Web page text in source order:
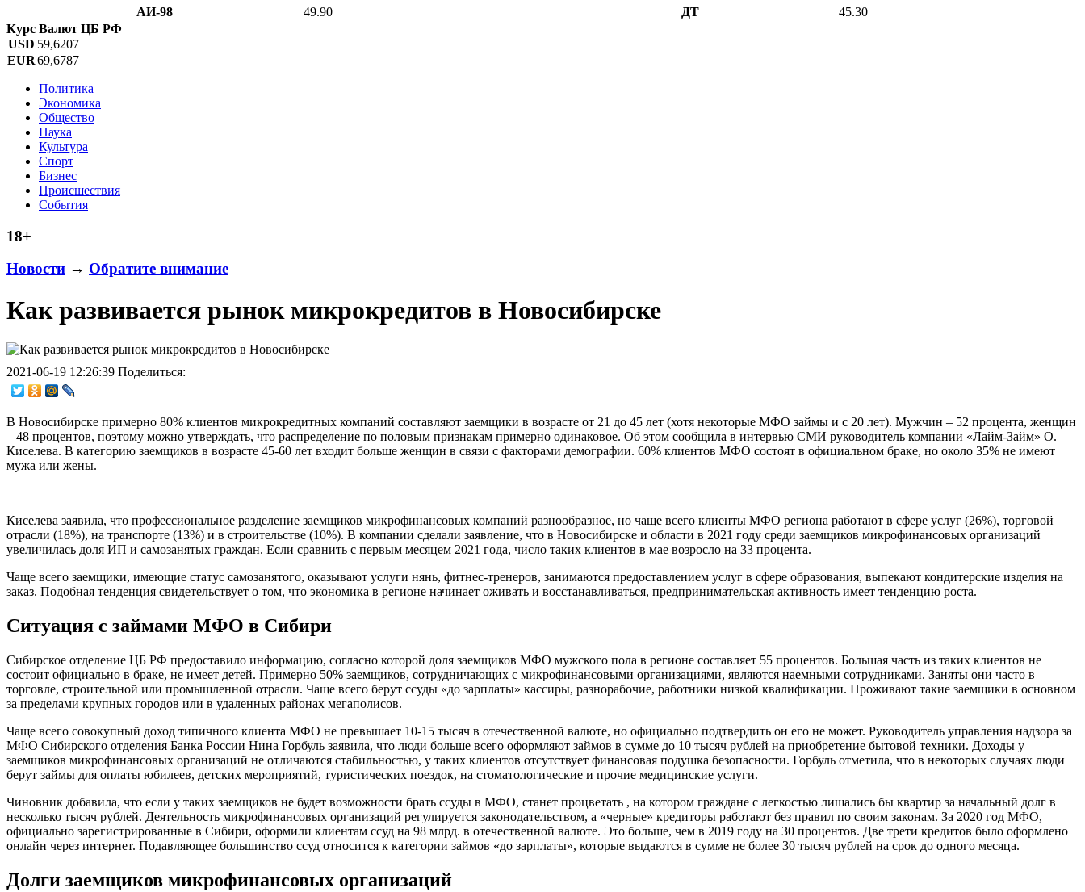
АИ-98
49.90 ДТ 45.30
Курс Валют ЦБ РФ
USD 59,6207
EUR69,6787
Политика
Экономика
Общество
Наука
Культура
Спорт
Бизнес
Происшествия
События
18+
Новости → Обратите внимание
Как развивается рынок микрокредитов в Новосибирске
2021-06-19 12:26:39 Поделиться:
В Новосибирске примерно 80% клиентов микрокредитных компаний составляют заемщики в возрасте от 21 до 45 лет (хотя некоторые МФО займы и с 20 лет). Мужчин – 52 процента, женщин
– 48 процентов, поэтому можно утверждать, что распределение по половым признакам примерно одинаковое. Об этом сообщила в интервью СМИ руководитель компании «Лайм-Займ» О.
Киселева. В категорию заемщиков в возрасте 45-60 лет входит больше женщин в связи с факторами демографии. 60% клиентов МФО состоят в официальном браке, но около 35% не имеют
мужа или жены.
Киселева заявила, что профессиональное разделение заемщиков микрофинансовых компаний разнообразное, но чаще всего клиенты МФО региона работают в сфере услуг (26%), торговой
отрасли (18%), на транспорте (13%) и в строительстве (10%). В компании сделали заявление, что в Новосибирске и области в 2021 году среди заемщиков микрофинансовых организаций
увеличилась доля ИП и самозанятых граждан. Если сравнить с первым месяцем 2021 года, число таких клиентов в мае возросло на 33 процента.
Чаще всего заемщики, имеющие статус самозанятого, оказывают услуги нянь, фитнес-тренеров, занимаются предоставлением услуг в сфере образования, выпекают кондитерские изделия на
заказ. Подобная тенденция свидетельствует о том, что экономика в регионе начинает оживать и восстанавливаться, предпринимательская активность имеет тенденцию роста.
Ситуация с займами МФО в Сибири
Сибирское отделение ЦБ РФ предоставило информацию, согласно которой доля заемщиков МФО мужского пола в регионе составляет 55 процентов. Большая часть из таких клиентов не
состоит официально в браке, не имеет детей. Примерно 50% заемщиков, сотрудничающих с микрофинансовыми организациями, являются наемными сотрудниками. Заняты они часто в
торговле, строительной или промышленной отрасли. Чаще всего берут ссуды «до зарплаты» кассиры, разнорабочие, работники низкой квалификации. Проживают такие заемщики в основном
за пределами крупных городов или в удаленных районах мегаполисов.
Чаще всего совокупный доход типичного клиента МФО не превышает 10-15 тысяч в отечественной валюте, но официально подтвердить он его не может. Руководитель управления надзора за
МФО Сибирского отделения Банка России Нина Горбуль заявила, что люди больше всего оформляют займов в сумме до 10 тысяч рублей на приобретение бытовой техники. Доходы у
заемщиков микрофинансовых организаций не отличаются стабильностью, у таких клиентов отсутствует финансовая подушка безопасности. Горбуль отметила, что в некоторых случаях люди
берут займы для оплаты юбилеев, детских мероприятий, туристических поездок, на стоматологические и прочие медицинские услуги.
Чиновник добавила, что если у таких заемщиков не будет возможности брать ссуды в МФО, станет процветать , на котором граждане с легкостью лишались бы квартир за начальный долг в
несколько тысяч рублей. Деятельность микрофинансовых организаций регулируется законодательством, а «черные» кредиторы работают без правил по своим законам. За 2020 год МФО,
официально зарегистрированные в Сибири, оформили клиентам ссуд на 98 млрд. в отечественной валюте. Это больше, чем в 2019 году на 30 процентов. Две трети кредитов было оформлено
онлайн через интернет. Подавляющее большинство ссуд относится к категории займов «до зарплаты», которые выдаются в сумме не более 30 тысяч рублей на срок до одного месяца.
Долги заемщиков микрофинансовых организаций